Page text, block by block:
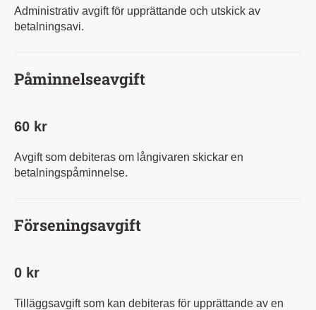
Administrativ avgift för upprättande och utskick av
betalningsavi.
Påminnelseavgift
60 kr
Avgift som debiteras om långivaren skickar en
betalningspåminnelse.
Förseningsavgift
0 kr
Tilläggsavgift som kan debiteras för upprättande av en